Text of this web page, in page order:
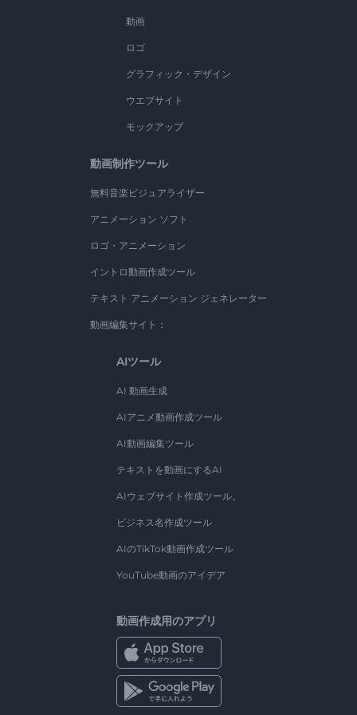
動画
ロゴ
グラフィック・デザイン
ウエブサイト
モックアップ
動画制作ツール
無料音楽ビジュアライザー
アニメーション ソフト
ロゴ・アニメーション
イントロ動画作成ツール
テキスト アニメーション ジェネレーター
動画編集サイト：
AIツール
AI 動画生成
AIアニメ動画作成ツール
AI動画編集ツール
テキストを動画にするAI
AIウェブサイト作成ツール。
ビジネス名作成ツール
AIのTikTok動画作成ツール
YouTube動画のアイデア
動画作成用のアプリ